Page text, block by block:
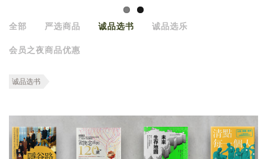
全部 严选商品 诚品选书 诚品选乐
会员之夜商品优惠
诚品选书